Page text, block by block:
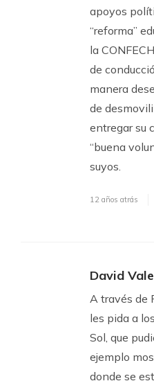
apoyos
“reforma”
la
de
manera
de
entregar su
“buena
suyos.
12 años atrás
David
A través de
les pida a
Sol, que
ejemplo
donde se